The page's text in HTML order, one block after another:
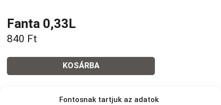
Fontosnak tartjuk az adatok
Fanta 0,33L
840 Ft
KOSÁRBA
Tovább a teljes étlaphoz >